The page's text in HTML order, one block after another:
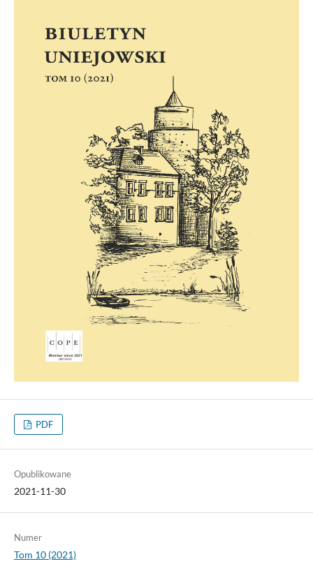
PDF
Opublikowane
2021-11-30
Numer
Tom 10 (2021)